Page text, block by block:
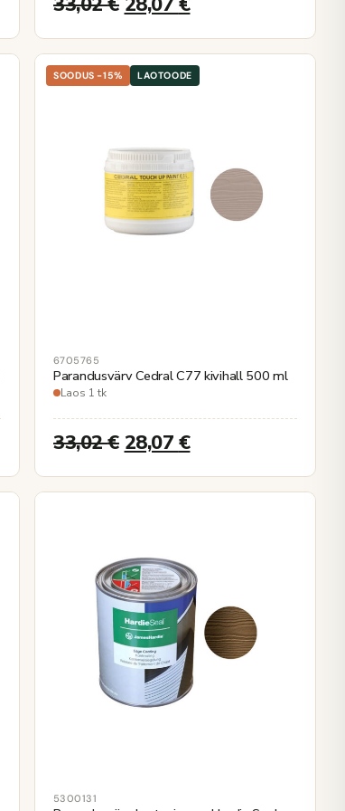
SOODUS -15% LAOTOODE
6705765
Parandusvärv Cedral C77 kivihall 500 ml
Laos 1 tk
33,02€ 28,07 €
5300131